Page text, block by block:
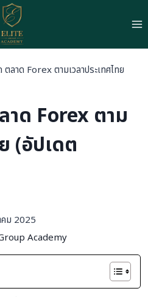
ตลาด Forex ตามเวลาประเทศไทย
าด Forex ตาม
(อัปเดต
ม 2025
Academy